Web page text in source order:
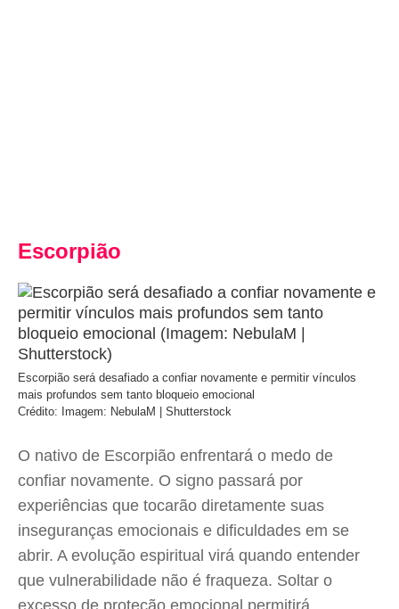
Escorpião
Escorpião será desafiado a confiar novamente e permitir vínculos
mais profundos sem tanto bloqueio emocional
Crédito: Imagem: NebulaM | Shutterstock
O nativo de Escorpião enfrentará o medo de
confiar novamente. O signo passará por
experiências que tocarão diretamente suas
inseguranças emocionais e dificuldades em se
abrir. A evolução espiritual virá quando entender
que vulnerabilidade não é fraqueza. Soltar o
excesso de proteção emocional permitirá